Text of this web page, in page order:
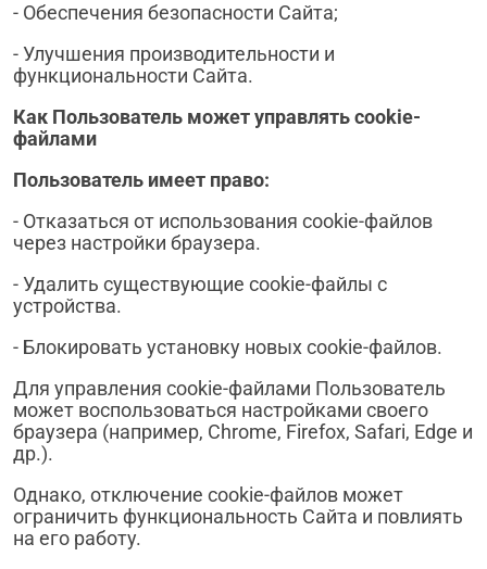
- Обеспечения безопасности Сайта;
- Улучшения производительности и
функциональности Сайта.
Как Пользователь может управлятьcookie-
файлами
Пользователь имеет право:
- Отказаться от использования cookie-файлов
через настройки браузера.
- Удалить существующие cookie-файлы с
устройства.
- Блокировать установку новых cookie-файлов.
Для управления cookie-файлами Пользователь
может воспользоваться настройками своего
браузера (например, Chrome, Firefox, Safari, Edge и
др.).
Однако, отключение cookie-файлов может
ограничить функциональность Сайта и повлиять
на его работу.